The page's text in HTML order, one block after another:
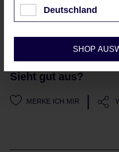
Sofort verfügbar, Lieferzeit:
IN DEN
Sieht gut aus?
MERKE ICH MIR |
Deutschland
SHOP